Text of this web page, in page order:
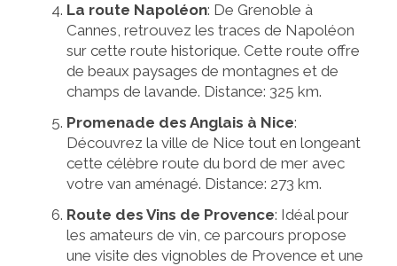
La route Napoléon: De Grenoble à
Cannes, retrouvez les traces de Napoléon
sur cette route historique. Cette route offre
de beaux paysages de montagnes et de
champs de lavande. Distance: 325 km.
Promenade des Anglais à Nice:
Découvrez la ville de Nice tout en longeant
cette célèbre route du bord de mer avec
votre van aménagé. Distance: 273 km.
Route des Vins de Provence: Idéal pour
les amateurs de vin, ce parcours propose
une visite des vignobles de Provence et une